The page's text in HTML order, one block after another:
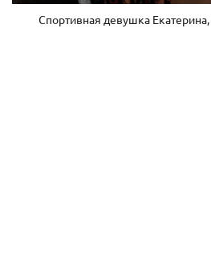
Спортивная девушка